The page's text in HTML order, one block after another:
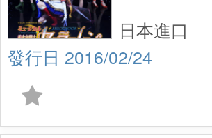
2016/02/24
日本進口